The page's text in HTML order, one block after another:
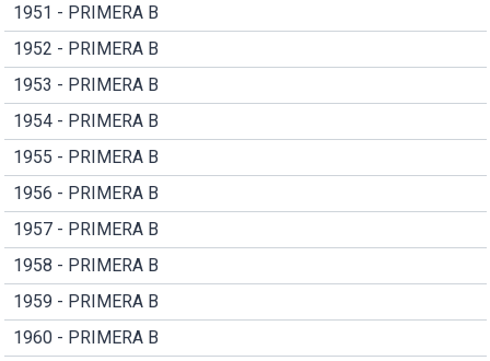
1951 - PRIMERA B
1952 - PRIMERA B
1953 - PRIMERA B
1954 - PRIMERA B
1955 - PRIMERA B
1956 - PRIMERA B
1957 - PRIMERA B
1958 - PRIMERA B
1959 - PRIMERA B
1960 - PRIMERA B